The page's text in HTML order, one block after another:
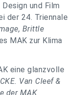
und Film
der 24. Triennale
Brittle
MAK zur Klima
eine glanzvolle
Van Cleef &
der MAK